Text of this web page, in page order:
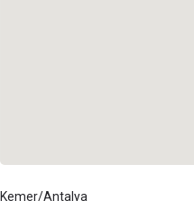
Kemer/Antalya